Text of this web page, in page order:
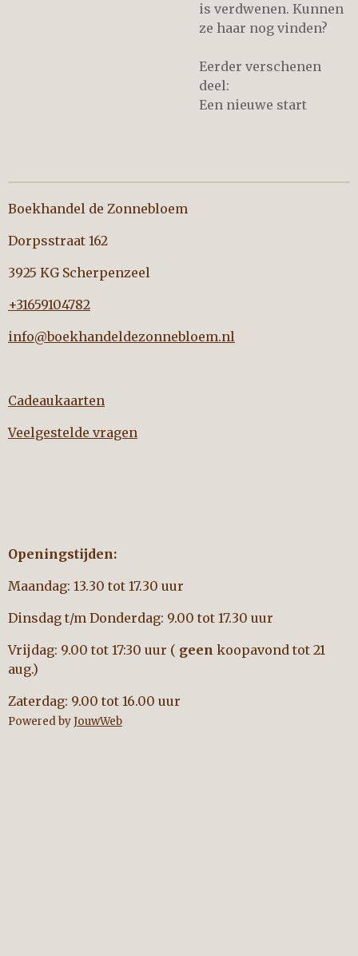
is verdwenen. Kunnen
ze haar nog vinden?
Eerder verschenen
deel:
Een nieuwe start
Boekhandel de Zonnebloem
Dorpsstraat 162
3925 KG Scherpenzeel
+31659104782
info@boekhandeldezonnebloem.nl
Cadeaukaarten
Veelgestelde vragen
Openingstijden:
Maandag: 13.30 tot 17.30 uur
Dinsdag t/m Donderdag: 9.00 tot 17.30 uur
Vrijdag: 9.00 tot 17:30 uur ( geen koopavond tot 21
aug.)
Zaterdag: 9.00 tot 16.00 uur
Powered byJouwWeb